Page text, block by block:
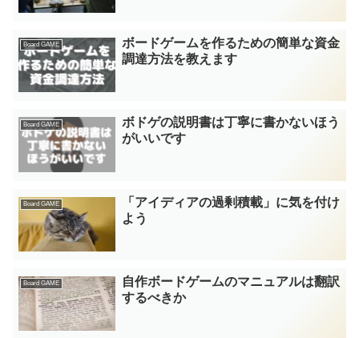
Board GAME
ボードゲームを作るための簡単な資金
調達方法を教えます
Board GAME
ボドゲの説明書は丁寧に書かないほう
がいいです
Board GAME
「アイディアの過剰積載」に気を付け
よう
Board GAME
自作ボードゲームのマニュアルは翻訳
するべきか